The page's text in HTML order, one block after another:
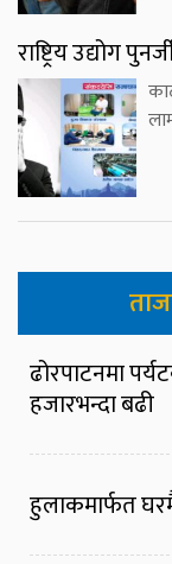
राष्ट्रिय उद्योग
ढोरपाटनमा
हजारभन्दा बढी
हुलाकमार्फत